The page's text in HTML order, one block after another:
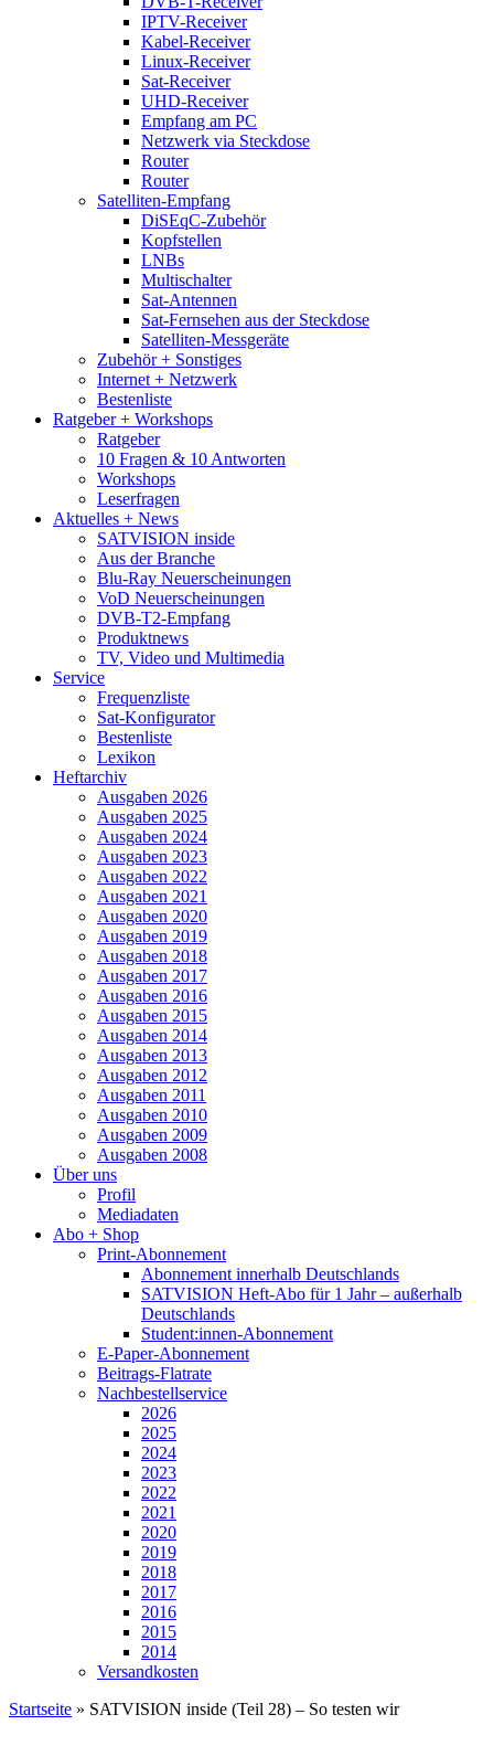
IPTV-Receiver
Kabel-Receiver
Linux-Receiver
Sat-Receiver
UHD-Receiver
Empfang am PC
Netzwerk via Steckdose
Router
Router
Satelliten-Empfang
DiSEqC-Zubehör
Kopfstellen
LNBs
Multischalter
Sat-Antennen
Sat-Fernsehen aus der Steckdose
Satelliten-Messgeräte
Zubehör + Sonstiges
Internet + Netzwerk
Bestenliste
Ratgeber + Workshops
Ratgeber
10 Fragen & 10 Antworten
Workshops
Leserfragen
Aktuelles + News
SATVISION inside
Aus der Branche
Blu-Ray Neuerscheinungen
VoD Neuerscheinungen
DVB-T2-Empfang
Produktnews
TV, Video und Multimedia
Service
Frequenzliste
Sat-Konfigurator
Bestenliste
Lexikon
Heftarchiv
Ausgaben 2026
Ausgaben 2025
Ausgaben 2024
Ausgaben 2023
Ausgaben 2022
Ausgaben 2021
Ausgaben 2020
Ausgaben 2019
Ausgaben 2018
Ausgaben 2017
Ausgaben 2016
Ausgaben 2015
Ausgaben 2014
Ausgaben 2013
Ausgaben 2012
Ausgaben 2011
Ausgaben 2010
Ausgaben 2009
Ausgaben 2008
Über uns
Profil
Mediadaten
Abo + Shop
Print-Abonnement
Abonnement innerhalb Deutschlands
SATVISION Heft-Abo für 1 Jahr – außerhalb
Deutschlands
Student:innen-Abonnement
E-Paper-Abonnement
Beitrags-Flatrate
Nachbestellservice
2026
2025
2024
2023
2022
2021
2020
2019
2018
2017
2016
2015
2014
Versandkosten
Startseite » SATVISION inside (Teil 28) – So testen wir